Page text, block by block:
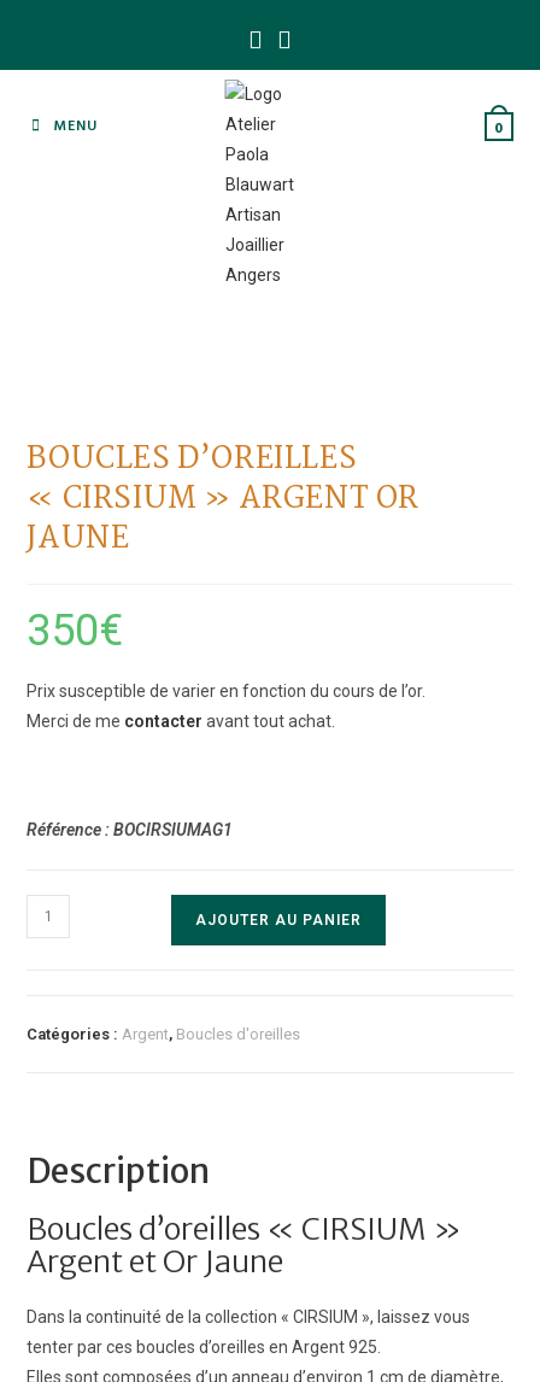
content
MENU 0
BOUCLES D’OREILLES
« CIRSIUM » ARGENT OR
JAUNE
350€
Prix susceptible de varier en fonction du cours de l’or.
Merci de me contacter avant tout achat.
Référence : BOCIRSIUMAG1
quantité
de
"CIRSIUM"
AJOUTER AU PANIER
Catégories :Argent, Boucles d'oreilles
Description
Boucles d’oreilles « CIRSIUM »
Argent et Or Jaune
Dans la continuité de la collection « CIRSIUM », laissez vous
tenter par ces boucles d’oreilles en Argent 925.
Elles sont composées d’un anneau d’environ 1 cm de diamètre,